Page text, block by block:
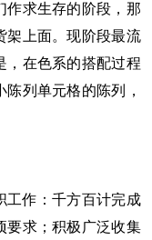
作求生存的阶段，那
架上面。现阶段最流
，在色系的搭配过程
列单元格的陈列，
工作：千方百计完成
要求；积极广泛收集